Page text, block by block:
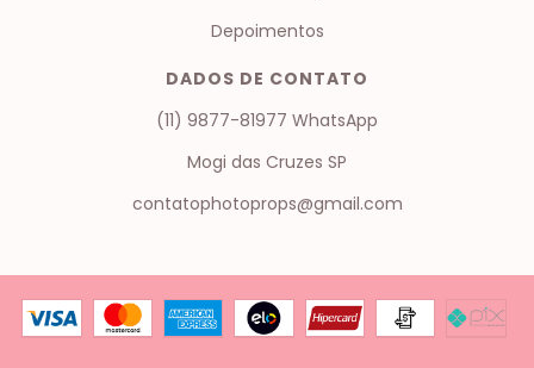
Depoimentos
DADOS DE CONTATO
(11) 9877-81977 WhatsApp
Mogi das Cruzes SP
contatophotoprops@gmail.com